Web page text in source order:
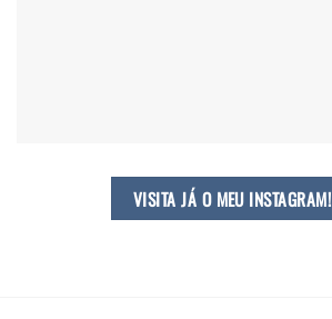
VISITA JÁ O MEU INSTAGRAM!